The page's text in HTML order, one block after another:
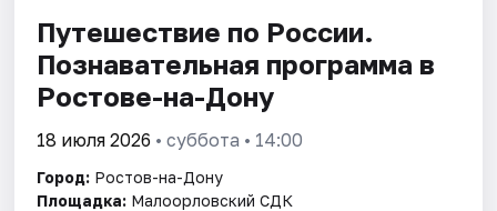
Путешествие по России.
Познавательная программа в
Ростове-на-Дону
18 июля 2026 • суббота • 14:00
Город: Ростов-на-Дону
Площадка: Малоорловский СДК